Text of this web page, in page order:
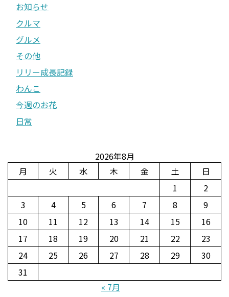
お知らせ
クルマ
グルメ
その他
リリー成長記録
わんこ
今週のお花
日常
2026年8月
月
火 水 木 金 土
日
1
2
3
4 5 6 7 8
9
10
11 12 13 14 15
16
17
18 19 20 21 22
23
24
25 26 27 28 29
30
31
« 7月